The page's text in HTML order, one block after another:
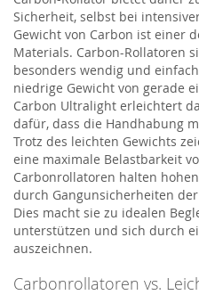
Sicherheit, selbst bei
Gewicht von Carbon ist einer
Materials. Carbon-Rollatoren
besonders wendig und
niedrige Gewicht von gerade
Carbon Ultralight erleichtert
dafür, dass die Handhabung
Trotz des leichten Gewichts
eine maximale Belastbarkeit
Carbonrollatoren halten
durch Gangunsicherheiten
Dies macht sie zu idealen
unterstützen und sich durch
auszeichnen.
Carbonrollatoren vs.